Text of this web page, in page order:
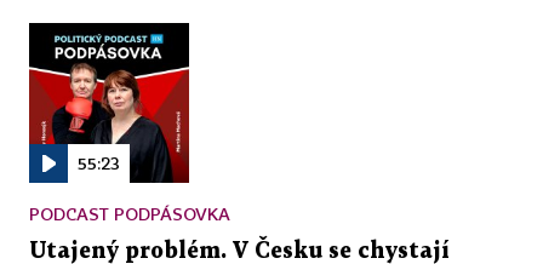
55:23
PODCAST PODPÁSOVKA
Utajený problém. V Česku se chystají